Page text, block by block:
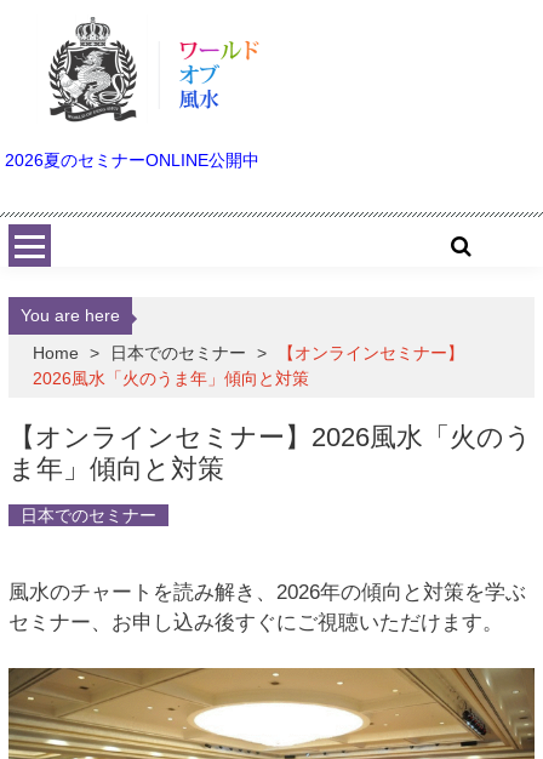
2026夏のセミナーONLINE公開中
You are here
Home
> 日本でのセミナー >
【オンラインセミナー】
2026風水「火のうま年」傾向と対策
【オンラインセミナー】2026風水「火のう
ま年」傾向と対策
日本でのセミナー
風水のチャートを読み解き、2026年の傾向と対策を学ぶ
セミナー、お申し込み後すぐにご視聴いただけます。